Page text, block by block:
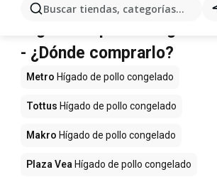
Buscar tiendas, categorías,
término.
- ¿Dónde comprarlo?
Metro Hígado de pollo congelado
Tottus Hígado de pollo congelado
Makro Hígado de pollo congelado
Plaza Vea Hígado de pollo congelado